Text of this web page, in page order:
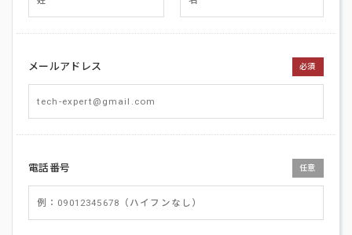
メールアドレス 必須
電話番号 任意